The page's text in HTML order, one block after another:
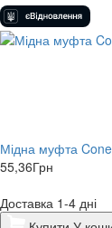
Мідна муфта
55,36Грн
Доставка 1-4 дні